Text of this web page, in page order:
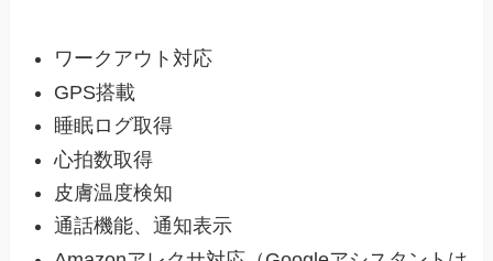
ワークアウト対応
GPS搭載
睡眠ログ取得
心拍数取得
皮膚温度検知
通話機能、通知表示